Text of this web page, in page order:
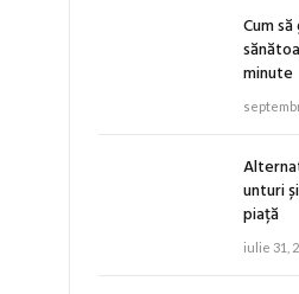
Cum
minute
unturi
piață
iulie 31,